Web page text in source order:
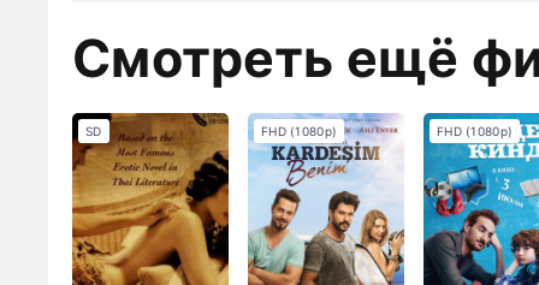
Смотреть ещё
SD FHD (1080p) FHD (1080p)